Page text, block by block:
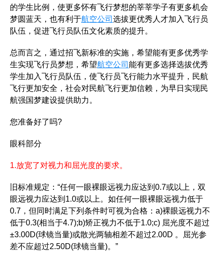
的学生比例，使更多怀有飞行梦想的莘莘学子有更多机会
梦圆蓝天，也有利于航空公司 选拔更优秀人才加入飞行员
队伍，促进飞行员队伍文化素质的提升。
总而言之，通过招飞新标准的实施，希望能有更多优秀学
生实现飞行员梦想，希望航空公司 能有更多选择选拔优秀
学生加入飞行员队伍，使飞行员飞行能力水平提升，民航
飞行更加安全，社会对民航飞行更加信赖，为早日实现民
航强国梦建设提供助力。
您准备好了吗?
眼科部分
1.放宽了对视力和屈光度的要求。
旧标准规定：“任何一眼裸眼远视力应达到0.7或以上，双
眼远视力应达到1.0或以上。如任何一眼裸眼远视力低于
0.7，但同时满足下列条件时可视为合格：a)裸眼远视力不
低于0.3(相当于4.7);b)矫正视力不低于1.0;c) 屈光度不超过
±3.00D(球镜当量)或散光两轴相差不超过2.00D 。屈光参
差不应超过2.50D(球镜当量)。”